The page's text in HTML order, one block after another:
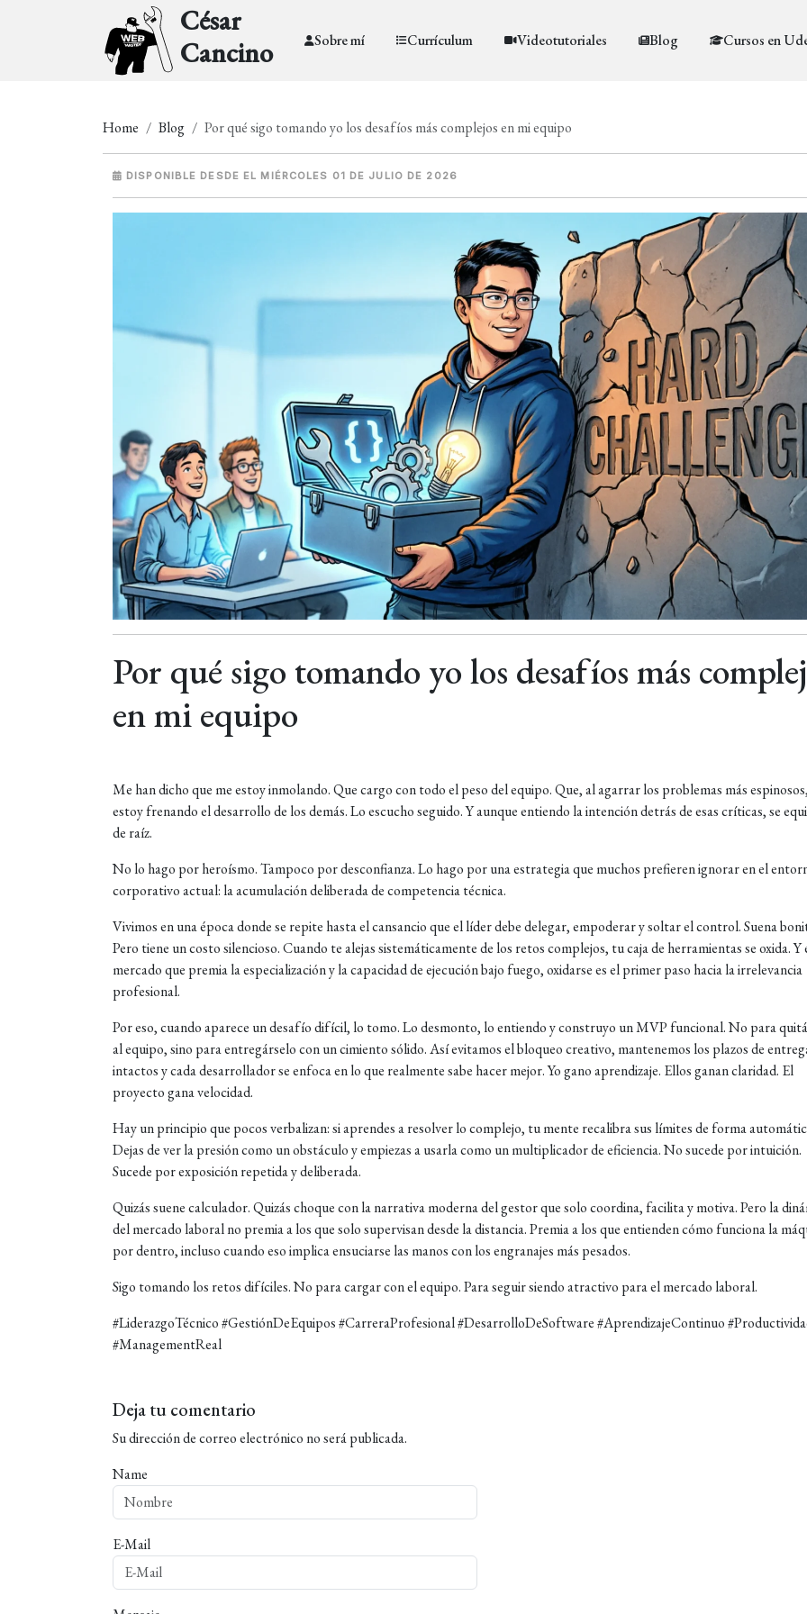
César
Cancino
Sobre mí Currículum Videotutoriales Blog Cursos en
Home Blog Por qué sigo tomando yo los desafíos más complejos en mi equipo
DISPONIBLE DESDE EL MIÉRCOLES 01 DE JULIO DE 2026
Por qué sigo tomando yo los desafíos más
en mi equipo
Me han dicho que me estoy inmolando. Que cargo con todo el peso del equipo. Que, al agarrar los problemas más
estoy frenando el desarrollo de los demás. Lo escucho seguido. Y aunque entiendo la intención detrás de esas críticas, se
de raíz.
No lo hago por heroísmo. Tampoco por desconfianza. Lo hago por una estrategia que muchos prefieren ignorar en el
corporativo actual: la acumulación deliberada de competencia técnica.
Vivimos en una época donde se repite hasta el cansancio que el líder debe delegar, empoderar y soltar el control. Suena
Pero tiene un costo silencioso. Cuando te alejas sistemáticamente de los retos complejos, tu caja de herramientas se oxida. Y
mercado que premia la especialización y la capacidad de ejecución bajo fuego, oxidarse es el primer paso hacia la irrelevancia
profesional.
Por eso, cuando aparece un desafío difícil, lo tomo. Lo desmonto, lo entiendo y construyo un MVP funcional. No para
al equipo, sino para entregárselo con un cimiento sólido. Así evitamos el bloqueo creativo, mantenemos los plazos de
intactos y cada desarrollador se enfoca en lo que realmente sabe hacer mejor. Yo gano aprendizaje. Ellos ganan claridad. El
proyecto gana velocidad.
Hay un principio que pocos verbalizan: si aprendes a resolver lo complejo, tu mente recalibra sus límites de forma
Dejas de ver la presión como un obstáculo y empiezas a usarla como un multiplicador de eficiencia. No sucede por intuición.
Sucede por exposición repetida y deliberada.
Quizás suene calculador. Quizás choque con la narrativa moderna del gestor que solo coordina, facilita y motiva. Pero la
del mercado laboral no premia a los que solo supervisan desde la distancia. Premia a los que entienden cómo funciona la
por dentro, incluso cuando eso implica ensuciarse las manos con los engranajes más pesados.
Sigo tomando los retos difíciles. No para cargar con el equipo. Para seguir siendo atractivo para el mercado laboral.
#LiderazgoTécnico #GestiónDeEquipos #CarreraProfesional #DesarrolloDeSoftware #AprendizajeContinuo
#ManagementReal
Deja tu comentario
Su dirección de correo electrónico no será publicada.
Name
E-Mail